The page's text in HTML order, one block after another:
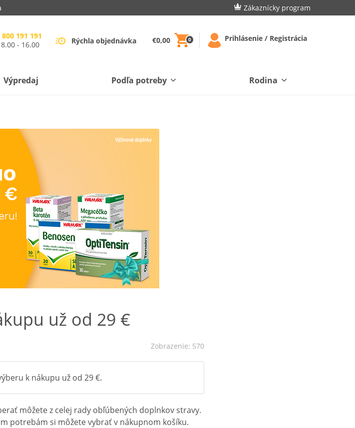
Zákaznícky program
191 191
- 16.00
Rýchla objednávka €0,00 0 Prihlásenie / Registrácia
Výpredaj Podľa potreby Rodina
už od 29 €
Zobrazenie: 570
k nákupu už od 29 €.
môžete z celej rady obľúbených doplnkov stravy.
potrebám si môžete vybrať v nákupnom košíku.